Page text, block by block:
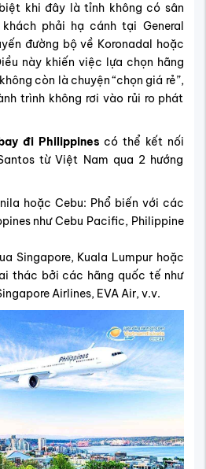
khi đây là tỉnh không có sân
phải hạ cánh tại General
đường bộ về Koronadal hoặc
này khiến việc lựa chọn hãng
còn là chuyện “chọn giá rẻ”,
trình không rơi vào rủi ro phát
đi Philippines có thể kết nối
từ Việt Nam qua 2 hướng
hoặc Cebu: Phổ biến với các
như Cebu Pacific, Philippine
Singapore, Kuala Lumpur hoặc
thác bởi các hãng quốc tế như
Airlines, EVA Air, v.v.